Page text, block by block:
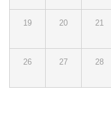
19 20 21
26 27 28